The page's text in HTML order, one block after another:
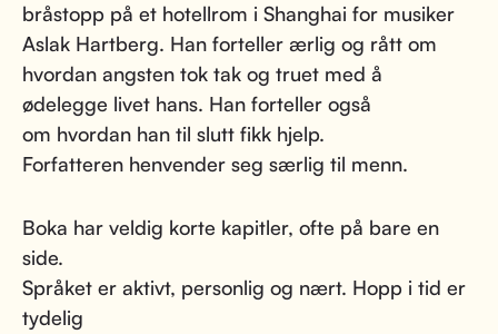
bråstopp på et hotellrom i Shanghai for musiker
Aslak Hartberg. Han forteller ærlig og rått om
hvordan angsten tok tak og truet med å
ødelegge livet hans. Han forteller også
om hvordan han til slutt fikk hjelp.
Forfatteren henvender seg særlig til menn.
Boka har veldig korte kapitler, ofte på bare en
side.
Språket er aktivt, personlig og nært. Hopp i tid er
tydelig